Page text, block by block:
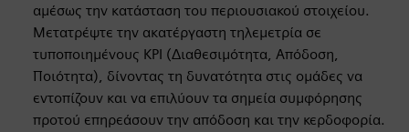
αμέσως την κατάσταση του περιουσιακού στοιχείου.
Μετατρέψτε την ακατέργαστη τηλεμετρία σε
τυποποιημένους KPI (Διαθεσιμότητα, Απόδοση,
Ποιότητα), δίνοντας τη δυνατότητα στις ομάδες να
εντοπίζουν και να επιλύουν τα σημεία συμφόρησης
προτού επηρεάσουν την απόδοση και την κερδοφορία.